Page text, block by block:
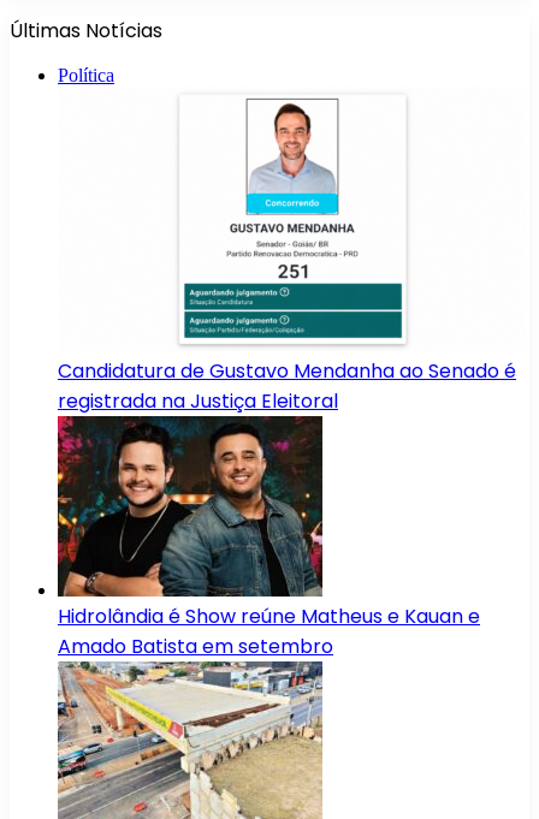
Últimas Notícias
Política
Candidatura de Gustavo Mendanha ao Senado é
registrada na Justiça Eleitoral
Hidrolândia é Show reúne Matheus e Kauan e
Amado Batista em setembro